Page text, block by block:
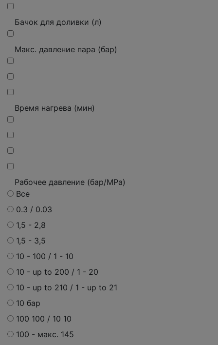
Бачок для доливки (л)
Макс. давление пара (бар)
Время нагрева (мин)
Рабочее давление (бар/MPa)
Все
0.3 / 0.03
1,5 - 2,8
1,5 - 3,5
10 - 100 / 1 - 10
10 - up to 200 / 1 - 20
10 - up to 210 / 1 - up to 21
10 бар
100 100 / 10 10
100 - макс. 145